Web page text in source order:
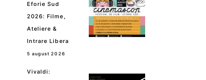
Eforie Sud
2026: Filme,
Ateliere &
Intrare Libera
5 august 2026
Vivaldi: